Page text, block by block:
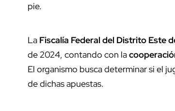
pie.
La Fiscalía Federal del Distrito Este
de 2024, contando con la
El organismo busca determinar si el
de dichas apuestas.